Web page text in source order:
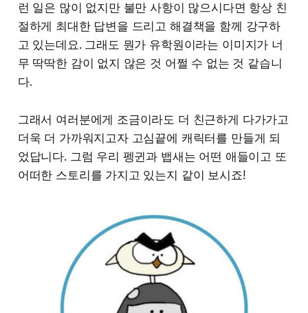
런 일은 많이 없지만 불만 사항이 많으시다면 항상 친
절하게 최대한 답변을 드리고 해결책을 함께 강구하
고 있는데요. 그래도 뭔가 유학원이라는 이미지가 너
무 딱딱한 감이 없지 않은 것 어쩔 수 없는 것 같습니
다.
그래서 여러분에게 조금이라도 더 친근하게 다가가고
더욱 더 가까워지고자 고심끝에 캐릭터를 만들게 되
었답니다. 그럼 우리 펭귄과 뱁새는 어떤 애들이고 또
어떠한 스토리를 가지고 있는지 같이 보시죠!